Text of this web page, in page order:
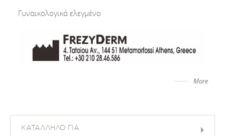
Γυναικολογικά ελεγμένο
More
ΚΑΤΑΛΛΗΛΟ ΓΙΑ